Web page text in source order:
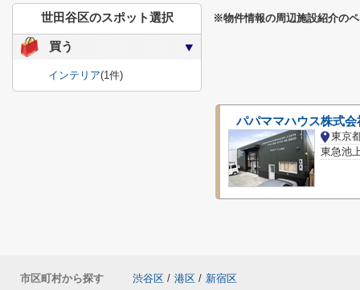
※物件情報の周辺施設紹介の
パパママハウス株式会
東京
東急池
世田谷区のスポット選択
買う
インテリア(1件)
市区町村から探す 渋谷区 / 港区 / 新宿区